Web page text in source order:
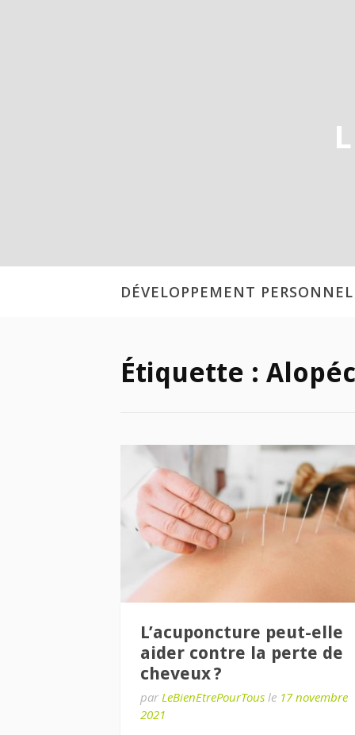
DÉVELOPPEMENT PERSONNEL
Étiquette :
L’acuponcture peut-elle
aider contre la perte de
cheveux ?
par LeBienEtrePourTous le 17 novembre
2021